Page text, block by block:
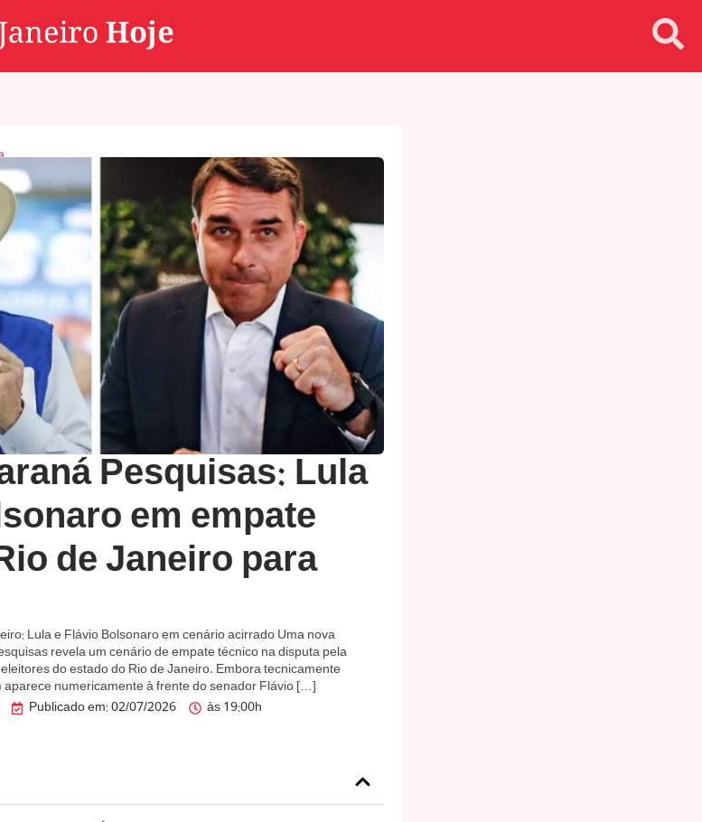
Pesquisas: Lula
em empate
de Janeiro para
Lula e Flávio Bolsonaro em cenário acirrado Uma nova
revela um cenário de empate técnico na disputa pela
do estado do Rio de Janeiro. Embora tecnicamente
numericamente à frente do senador Flávio […]
Publicado em:02/07/2026 às19:00h